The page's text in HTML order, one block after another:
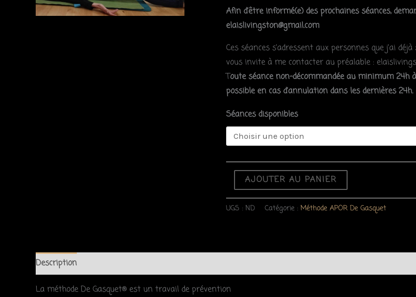
Afin d’être informé(e) des prochaines séances,
elaislivingston@gmail.com
Ces séances s’adressent aux personnes que j’ai
vous invite à me contacter au préalable :
Toute séance non-décommandée au minimum 24h
possible en cas d’annulation dans les dernières 24h.
Séances disponibles
AJOUTER AU PANIER
UGS : ND Catégorie : Méthode APOR De Gasquet
Description
La méthode De Gasquet® est un travail de prévention